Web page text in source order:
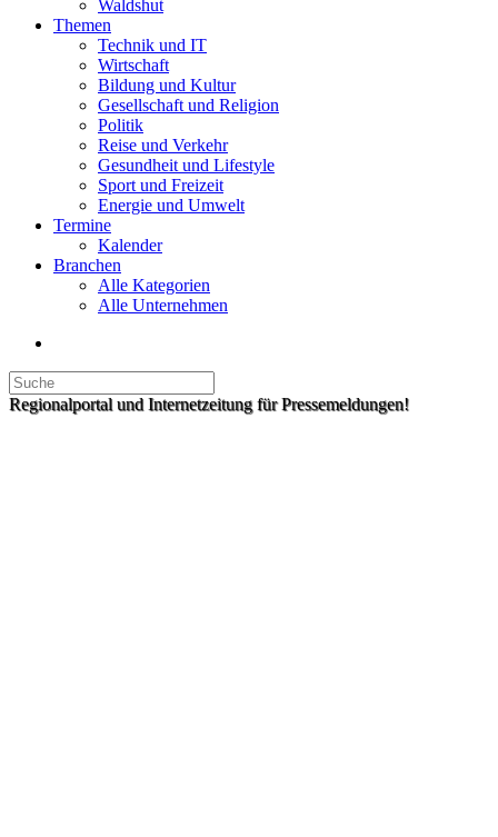
Waldshut
Themen
Technik und IT
Wirtschaft
Bildung und Kultur
Gesellschaft und Religion
Politik
Reise und Verkehr
Gesundheit und Lifestyle
Sport und Freizeit
Energie und Umwelt
Termine
Kalender
Branchen
Alle Kategorien
Alle Unternehmen
Regionalportal und Internetzeitung für Pressemeldungen!